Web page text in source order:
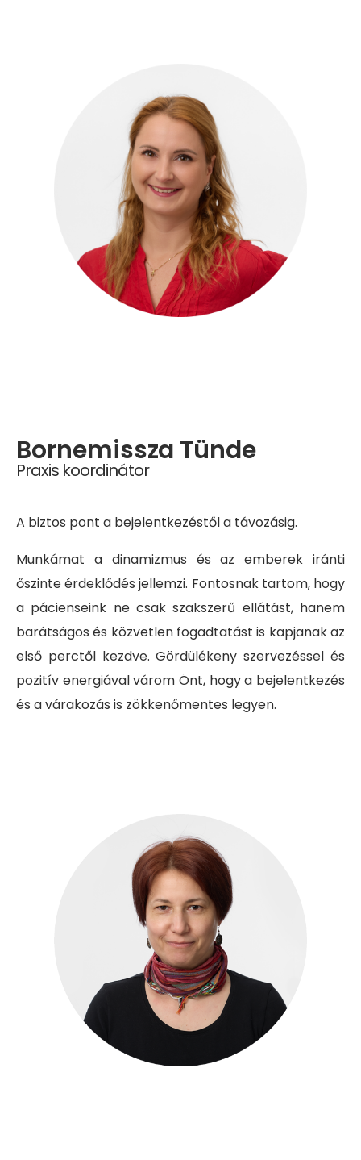
Bornemissza Tünde
Praxis koordinátor
A biztos pont a bejelentkezéstől a távozásig.
Munkámat a dinamizmus és az emberek iránti
őszinte érdeklődés jellemzi. Fontosnak tartom, hogy
a pácienseink ne csak szakszerű ellátást, hanem
barátságos és közvetlen fogadtatást is kapjanak az
első perctől kezdve. Gördülékeny szervezéssel és
pozitív energiával várom Önt, hogy a bejelentkezés
és a várakozás is zökkenőmentes legyen.